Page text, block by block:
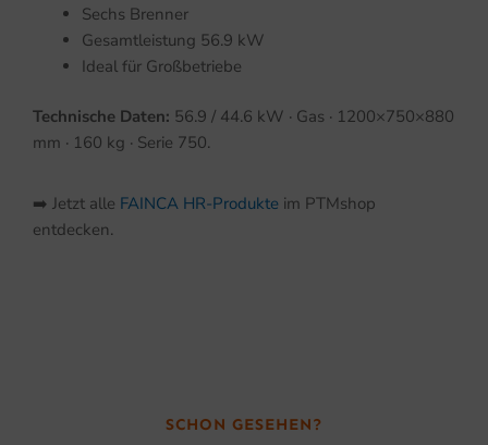
Sechs Brenner
Gesamtleistung 56.9 kW
Ideal für Großbetriebe
Technische Daten: 56.9 / 44.6 kW · Gas · 1200×750×880
mm · 160 kg · Serie 750.
➡️ Jetzt alle FAINCA HR-Produkte im PTMshop
entdecken.
SCHON GESEHEN?